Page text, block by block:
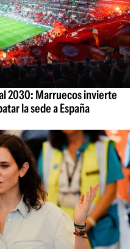
2030: Marruecos invierte
la sede a España